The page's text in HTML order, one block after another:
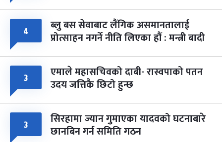
४ ब्लु बस सेवाबाट लैंगिक असमानतालाई
प्रोत्साहन नगर्ने नीति लिएका हौं : मन्त्री बादी
३ एमाले महासचिवको दाबी- रास्वपाको पतन
उदय जत्तिकै छिटो हुन्छ
३ सिरहामा ज्यान गुमाएका यादवको घटनाबारे
छानबिन गर्न समिति गठन